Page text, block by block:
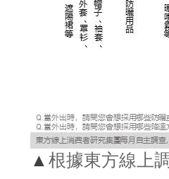
▲ 根據東方線上